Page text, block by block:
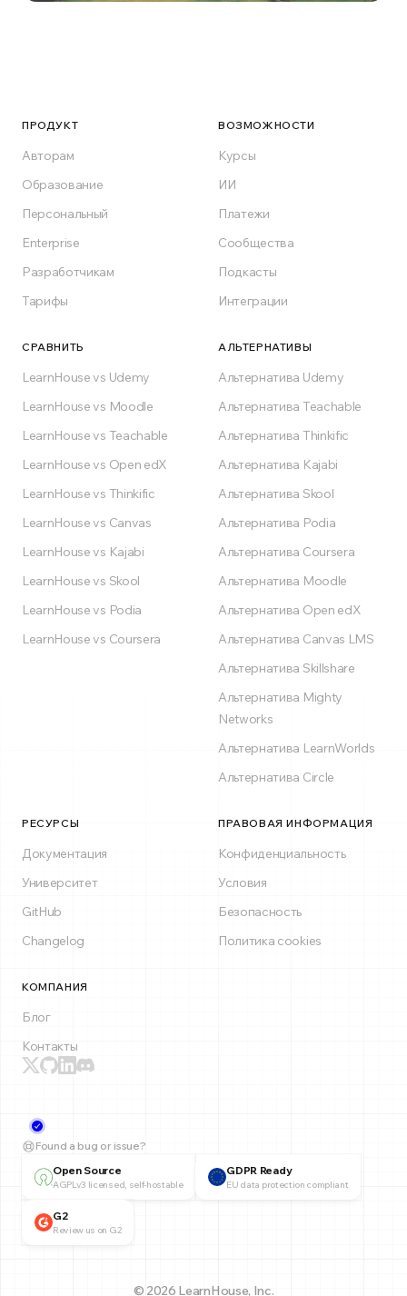
Бесплатный старт, облачное или
корпоративное размещение на своих
Бесплатно навсегда на плане Free
ПРОДУКТ
Авторам
Образование
Персональный
Enterprise
Разработчикам
Тарифы
ВОЗМОЖНОСТИ
Курсы
ИИ
Платежи
Сообщества
Подкасты
Интеграции
СРАВНИТЬ
LearnHouse vs Udemy
LearnHouse vs Moodle
LearnHouse vs Teachable
LearnHouse vs Open edX
LearnHouse vs Thinkific
LearnHouse vs Canvas
LearnHouse vs Kajabi
LearnHouse vs Skool
LearnHouse vs Podia
LearnHouse vs Coursera
АЛЬТЕРНАТИВЫ
Альтернатива Udemy
Альтернатива Teachable
Альтернатива Thinkific
Альтернатива Kajabi
Альтернатива Skool
Альтернатива Podia
Альтернатива Coursera
Альтернатива Moodle
Альтернатива Open edX
Альтернатива Canvas LMS
Альтернатива Skillshare
Альтернатива Mighty
Networks
Альтернатива LearnWorlds
Альтернатива Circle
РЕСУРСЫ
Документация
Университет
GitHub
Changelog
ПРАВОВАЯ ИНФОРМАЦИЯ
Конфиденциальность
Условия
Безопасность
Политика cookies
КОМПАНИЯ
Блог
Контакты
Found a bug or issue?
Open Source
AGPLv3 licensed, self-hostable
GDPR Ready
EU data protection compliant
G2
Review us on G2
© 2026 LearnHouse, Inc.